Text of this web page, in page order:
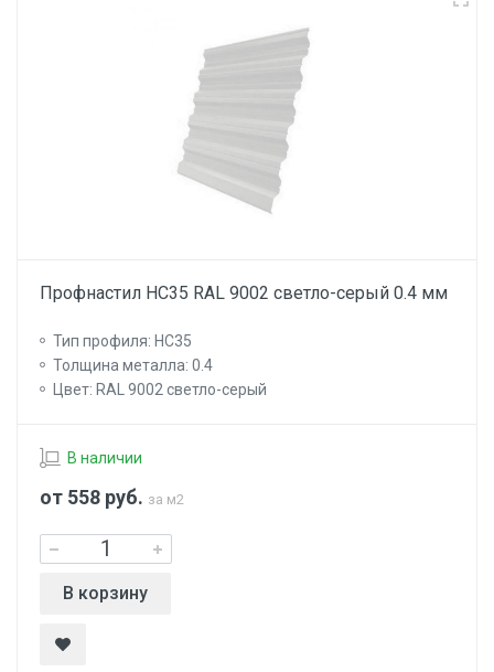
Профнастил НС35 RAL 9002 светло-серый 0.4 мм
Тип профиля: НС35
Толщина металла: 0.4
Цвет: RAL 9002 светло-серый
В наличии
от 558 руб. за м2
В корзину